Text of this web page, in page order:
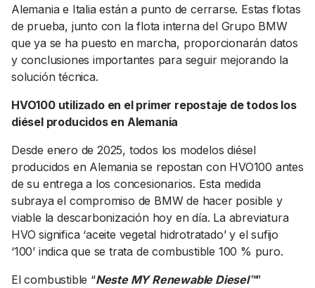
Alemania e Italia están a punto de cerrarse. Estas flotas
de prueba, junto con la flota interna del Grupo BMW
que ya se ha puesto en marcha, proporcionarán datos
y conclusiones importantes para seguir mejorando la
solución técnica.
HVO100 utilizado en el primer repostaje de todos los
diésel producidos en Alemania
Desde enero de 2025, todos los modelos diésel
producidos en Alemania se repostan con HVO100 antes
de su entrega a los concesionarios. Esta medida
subraya el compromiso de BMW de hacer posible y
viable la descarbonización hoy en día. La abreviatura
HVO significa ‘aceite vegetal hidrotratado’ y el sufijo
‘100’ indica que se trata de combustible 100 % puro.
El combustible “Neste MY Renewable Diesel™”